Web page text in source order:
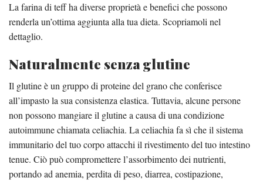
La farina di teff ha diverse proprietà e benefici che possono
renderla un’ottima aggiunta alla tua dieta. Scopriamoli nel
dettaglio.
Naturalmente senza glutine
Il glutine è un gruppo di proteine ​​del grano che conferisce
all’impasto la sua consistenza elastica. Tuttavia, alcune persone
non possono mangiare il glutine a causa di una condizione
autoimmune chiamata celiachia. La celiachia fa sì che il sistema
immunitario del tuo corpo attacchi il rivestimento del tuo intestino
tenue. Ciò può compromettere l’assorbimento dei nutrienti,
portando ad anemia, perdita di peso, diarrea, costipazione,